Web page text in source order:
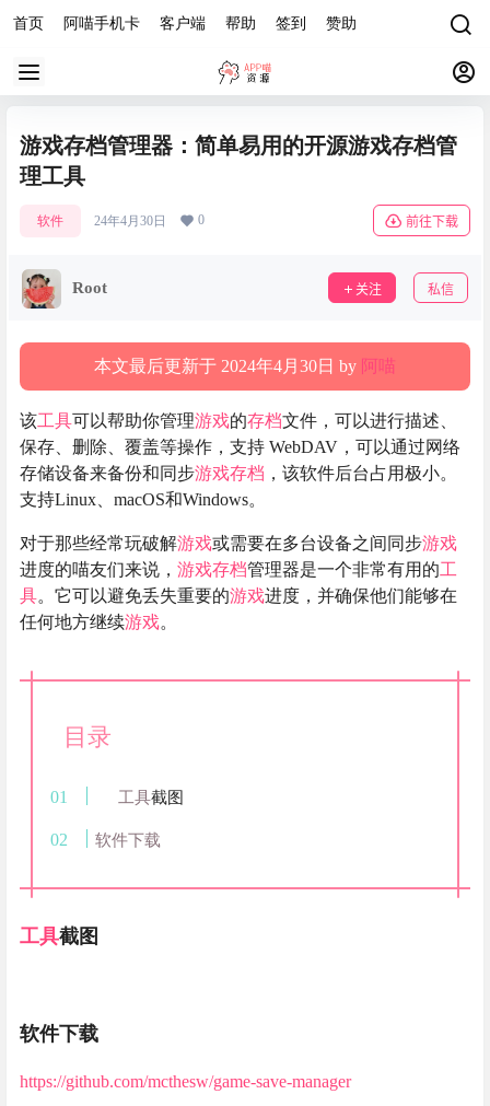
首页 阿喵手机卡 客户端 帮助 签到 赞助
游戏存档管理器：简单易用的开源游戏存档管
理工具
软件 24年4月30日 0 前往下载
Root 关注 私信
本文最后更新于 2024年4月30日 by 阿喵
该工具可以帮助你管理游戏的存档文件，可以进行描述、
保存、删除、覆盖等操作，支持 WebDAV，可以通过网络
存储设备来备份和同步游戏存档 ，该软件后台占用极小。
支持Linux、macOS和Windows。
对于那些经常玩破解游戏或需要在多台设备之间同步游戏
进度的喵友们来说， 游戏存档管理器是一个非常有用的工
具。它可以避免丢失重要的游戏进度，并确保他们能够在
任何地方继续游戏。
目录
工具截图
软件下载
工具截图
软件下载
https://github.com/mcthesw/game-save-manager